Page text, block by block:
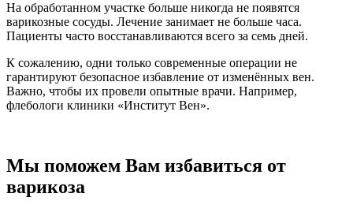
На обработанном участке больше никогда не появятся
варикозные сосуды. Лечение занимает не больше часа.
Пациенты часто восстанавливаются всего за семь дней.
К сожалению, одни только современные операции не
гарантируют безопасное избавление от изменённых вен.
Важно, чтобы их провели опытные врачи. Например,
флебологи клиники «Институт Вен».
Мы поможем Вам избавиться от
варикоза